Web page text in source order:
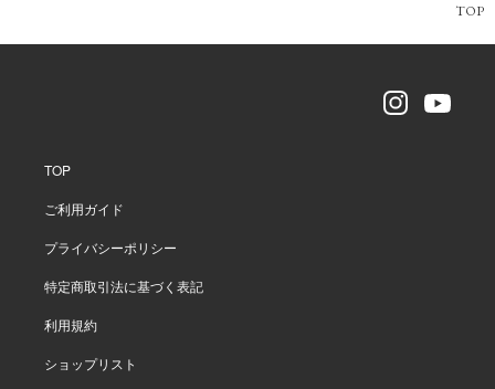
TOP
TOP
ご利用ガイド
プライバシーポリシー
特定商取引法に基づく表記
利用規約
ショップリスト